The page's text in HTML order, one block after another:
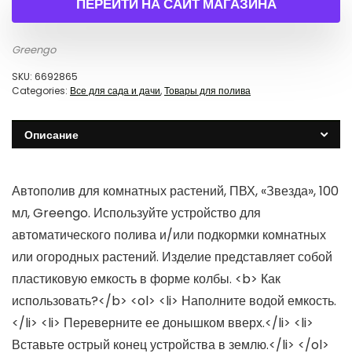
ПЕРЕЙТИ НА САЙТ МАГАЗИНА
Greengo
SKU: 6692865
Categories: Все для сада и дачи,Товары для полива
Описание
Автополив для комнатных растений, ПВХ, «Звезда», 100
мл, Greengo. Используйте устройство для
автоматического полива и/или подкормки комнатных
или огородных растений. Изделие представляет собой
пластиковую емкость в форме колбы. <b> Как
использовать?</b> <ol> <li> Наполните водой емкость.
</li> <li> Переверните ее донышком вверх.</li> <li>
Вставьте острый конец устройства в землю.</li> </ol>